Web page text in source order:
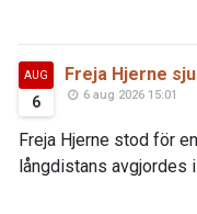
AUG
6
Freja Hjerne
6 aug 2026 15:01
Freja Hjerne stod för
långdistans avgjordes